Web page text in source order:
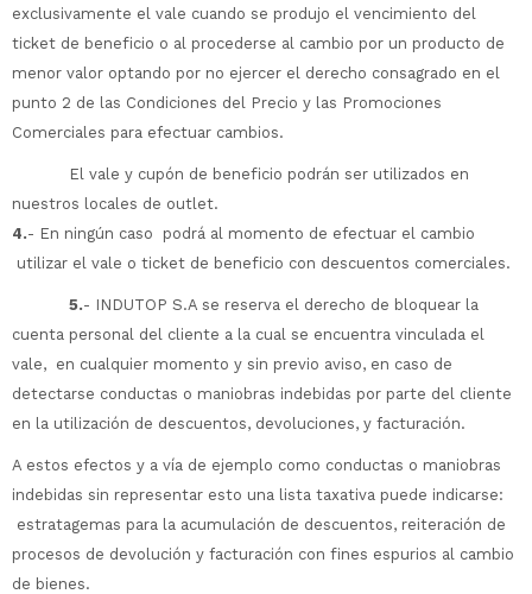
exclusivamente el vale cuando se produjo el vencimiento del
ticket de beneficio o al procederse al cambio por un producto de
menor valor optando por no ejercer el derecho consagrado en el
punto 2 de las Condiciones del Precio y las Promociones
Comerciales para efectuar cambios.
El vale y cupón de beneficio podrán ser utilizados en
nuestros locales de outlet.
4.- En ningún caso podrá al momento de efectuar el cambio
utilizar el vale o ticket de beneficio con descuentos comerciales.
5.- INDUTOP S.A se reserva el derecho de bloquear la
cuenta personal del cliente a la cual se encuentra vinculada el
vale, en cualquier momento y sin previo aviso, en caso de
detectarse conductas o maniobras indebidas por parte del cliente
en la utilización de descuentos, devoluciones, y facturación.
A estos efectos y a vía de ejemplo como conductas o maniobras
indebidas sin representar esto una lista taxativa puede indicarse:
estratagemas para la acumulación de descuentos, reiteración de
procesos de devolución y facturación con fines espurios al cambio
de bienes.